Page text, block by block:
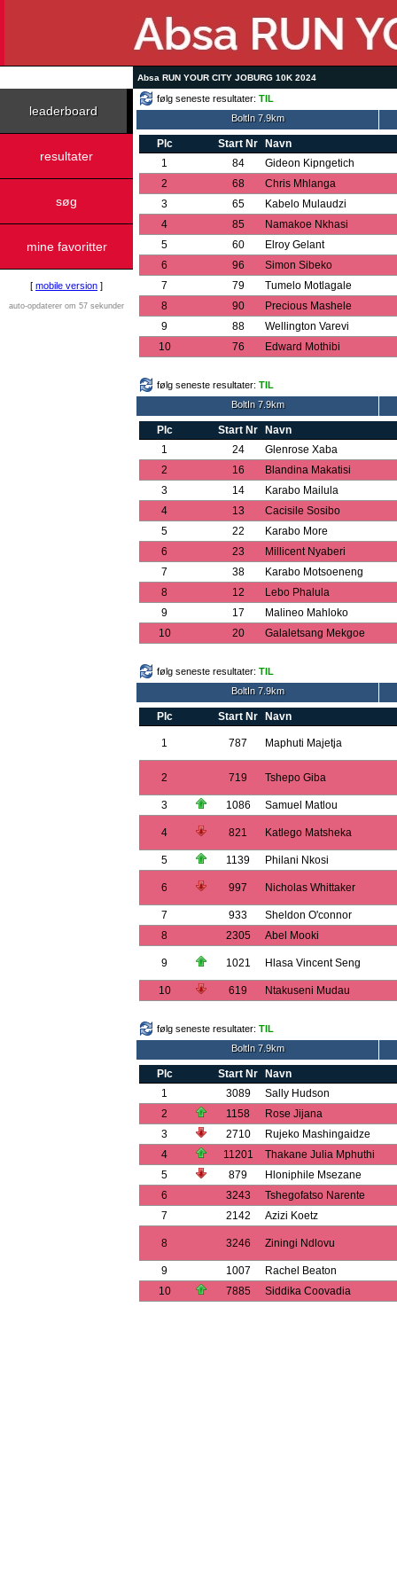
Absa RUN YOUR CITY JOBURG 10K 2024
leaderboard
resultater
søg
mine favoritter
[ mobile version ]
auto-opdaterer om 57 sekunder
følg seneste resultater: TIL
BoltIn 7.9km
Plc Start Nr
Navn
1
84
Gideon Kipngetich
2
68
Chris Mhlanga
3
65
Kabelo Mulaudzi
4
85
Namakoe Nkhasi
5
60
Elroy Gelant
6
96
Simon Sibeko
7
79
Tumelo Motlagale
8
90
Precious Mashele
9
88
Wellington Varevi
10
76 Edward Mothibi
følg seneste resultater: TIL
BoltIn 7.9km
Plc Start Nr
Navn
1
24
Glenrose Xaba
2
16
Blandina Makatisi
3
14
Karabo Mailula
4
13
Cacisile Sosibo
5
22
Karabo More
6
23
Millicent Nyaberi
7
38
Karabo Motsoeneng
8
12
Lebo Phalula
9
17
Malineo Mahloko
10
20 Galaletsang Mekgoe
følg seneste resultater: TIL
BoltIn 7.9km
Plc Start Nr Navn
1 787 Maphuti Majetja
2 719 Tshepo Giba
3 1086 Samuel Matlou
4 821 Katlego Matsheka
5 1139 Philani Nkosi
6 997 Nicholas Whittaker
7 933
Sheldon O'connor
8
2305 Abel Mooki
9 1021 Hlasa Vincent Seng
10 619 Ntakuseni Mudau
følg seneste resultater: TIL
BoltIn 7.9km
Plc Start Nr
Navn
1
3089
Sally Hudson
2
1158
Rose Jijana
3
2710
Rujeko Mashingaidze
4
11201
Thakane Julia Mphuthi
5
879
Hloniphile Msezane
6
3243
Tshegofatso Narente
7
2142 Azizi Koetz
8 3246 Ziningi Ndlovu
9 1007
Rachel Beaton
10
7885 Siddika Coovadia